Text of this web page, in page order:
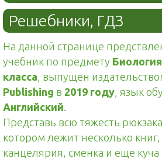
Решебники, ГДЗ
На данной странице
учебник по предмету Биология
класса, выпущен
Publishing в 2019 году, язык
Английский.
Представь всю тяжесть
котором лежит несколько
канцелярия, сменка и еще куча